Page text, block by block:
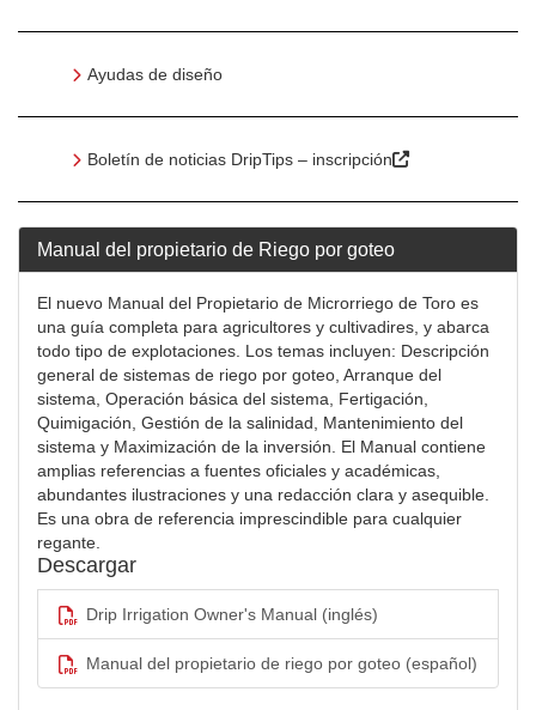
Ayudas de diseño
Boletín de noticias DripTips – inscripción
Manual del propietario de Riego por goteo
El nuevo Manual del Propietario de Microrriego de Toro es
una guía completa para agricultores y cultivadires, y abarca
todo tipo de explotaciones. Los temas incluyen: Descripción
general de sistemas de riego por goteo, Arranque del
sistema, Operación básica del sistema, Fertigación,
Quimigación, Gestión de la salinidad, Mantenimiento del
sistema y Maximización de la inversión. El Manual contiene
amplias referencias a fuentes oficiales y académicas,
abundantes ilustraciones y una redacción clara y asequible.
Es una obra de referencia imprescindible para cualquier
regante.
Descargar
Drip Irrigation Owner's Manual (inglés)
Manual del propietario de riego por goteo (español)